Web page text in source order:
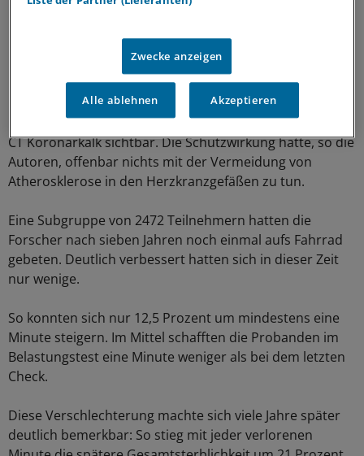
Kein Schutz vor Koronarkalk
Für die Wissenschaftler ist vor allem ein Ergebnis
überraschend: So hatte die Fitness offenbar keinen
Einfluss auf die Verkalkung der Koronararterien.
Nach 25 Jahren war bei 28,3 Prozent der Teilnehmer im
CT Koronarkalk sichtbar. Die Schutzwirkung hatte, so die
Autoren, offenbar nichts mit der Vermeidung von
Atherosklerose in den Herzkranzgefäßen zu tun.
Eine Subgruppe von 2472 Teilnehmern hatten die
Forscher nach sieben Jahren noch einmal aufs Fahrrad
gebeten. Deutlich verbessert hatten sich in dieser Zeit
nur wenige.
So konnten sich nur 12,5 Prozent um mindestens eine
Minute steigern. Im Mittel schafften die Probanden im
Belastungstest eine Minute weniger als bei dem letzten
Check.
Diese Verschlechterung machte sich viele Jahre später
deutlich bemerkbar: So stieg mit jeder verlorenen
Zwecke anzeigen
Alle ablehnen Akzeptieren